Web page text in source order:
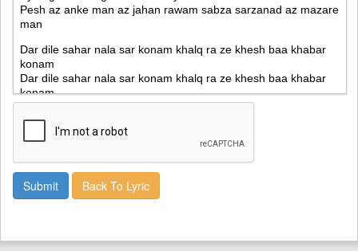
Back To Lyric